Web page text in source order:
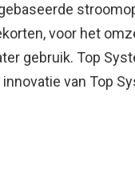
voor het
gebruik. Top
van Top